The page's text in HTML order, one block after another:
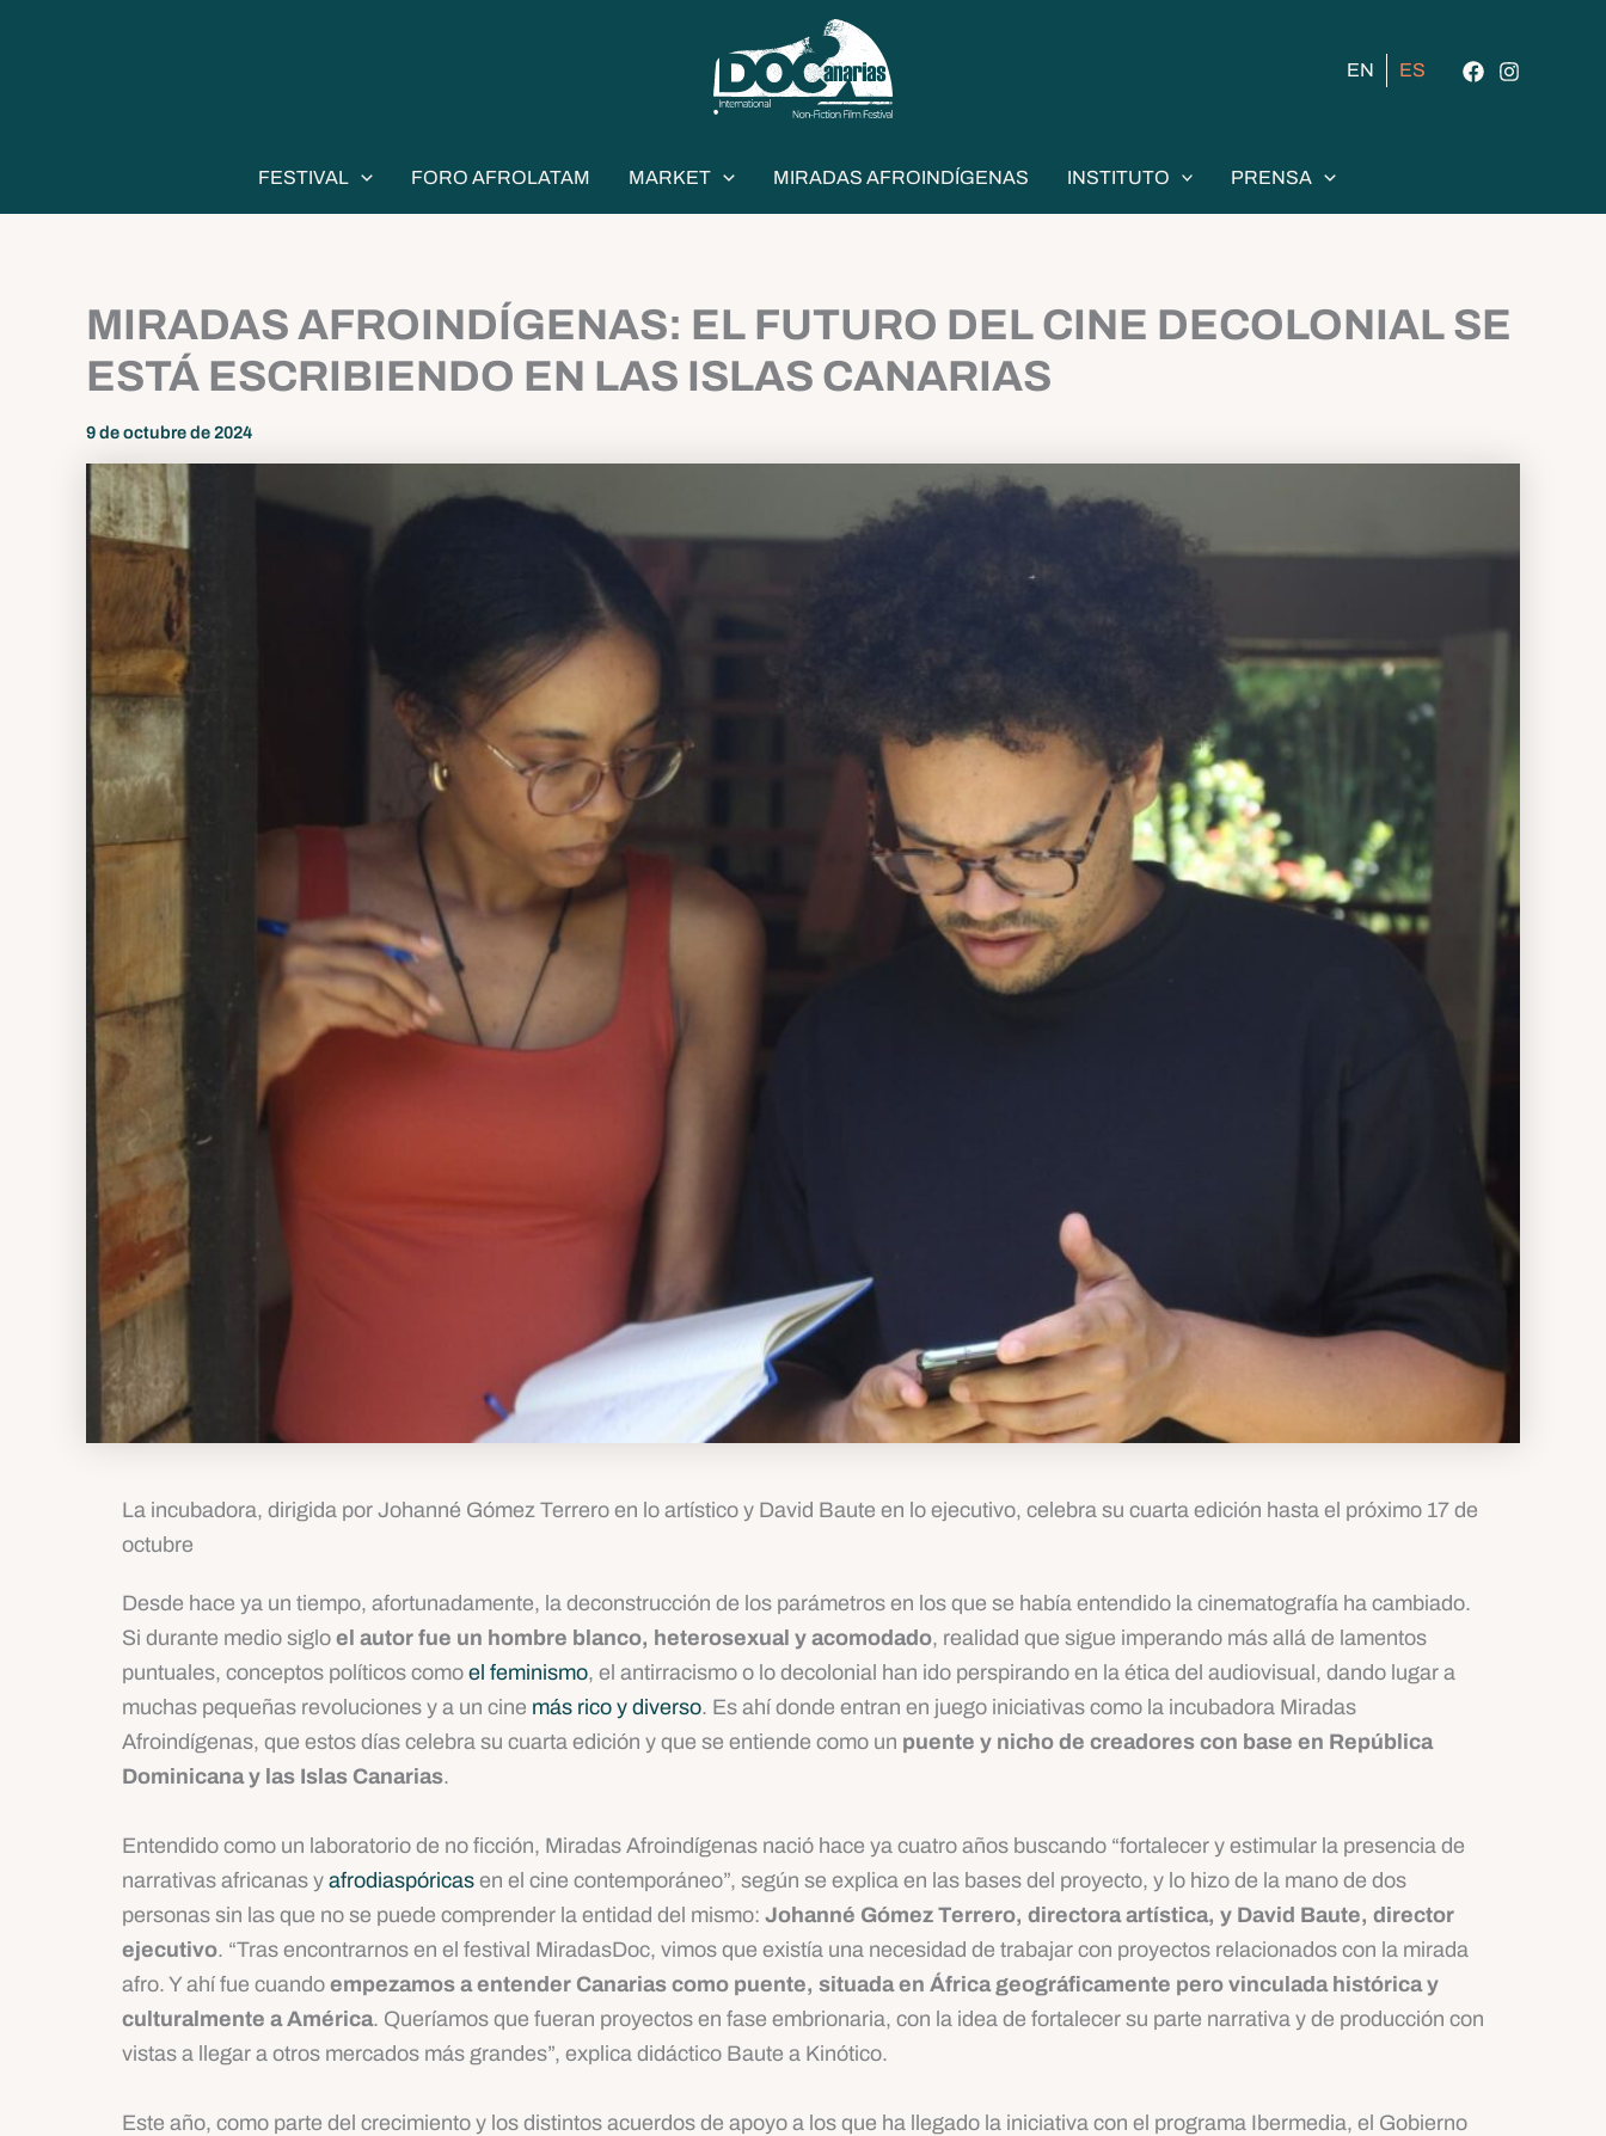
EN ES
FESTIVAL FORO AFROLATAM MARKET MIRADAS AFROINDÍGENAS INSTITUTO PRENSA
MIRADAS AFROINDÍGENAS: EL FUTURO DEL CINE DECOLONIAL SE
ESTÁ ESCRIBIENDO EN LAS ISLAS CANARIAS
9 de octubre de 2024
La incubadora, dirigida por Johanné Gómez Terrero en lo artístico y David Baute en lo ejecutivo, celebra su cuarta edición hasta el próximo 17 de
octubre
Desde hace ya un tiempo, afortunadamente, la deconstrucción de los parámetros en los que se había entendido la cinematografía ha cambiado.
Si durante medio siglo el autor fue un hombre blanco, heterosexual y acomodado, realidad que sigue imperando más allá de lamentos
puntuales, conceptos políticos como el feminismo, el antirracismo o lo decolonial han ido perspirando en la ética del audiovisual, dando lugar a
muchas pequeñas revoluciones y a un cine más rico y diverso. Es ahí donde entran en juego iniciativas como la incubadora Miradas
Afroindígenas, que estos días celebra su cuarta edición y que se entiende como un puente y nicho de creadores con base en República
Dominicana y las Islas Canarias.
Entendido como un laboratorio de no ficción, Miradas Afroindígenas nació hace ya cuatro años buscando “fortalecer y estimular la presencia de
narrativas africanas y afrodiaspóricas en el cine contemporáneo”, según se explica en las bases del proyecto, y lo hizo de la mano de dos
personas sin las que no se puede comprender la entidad del mismo: Johanné Gómez Terrero, directora artística, y David Baute, director
ejecutivo. “Tras encontrarnos en el festival MiradasDoc, vimos que existía una necesidad de trabajar con proyectos relacionados con la mirada
afro. Y ahí fue cuando empezamos a entender Canarias como puente, situada en África geográficamente pero vinculada histórica y
culturalmente a América. Queríamos que fueran proyectos en fase embrionaria, con la idea de fortalecer su parte narrativa y de producción con
vistas a llegar a otros mercados más grandes”, explica didáctico Baute a Kinótico.
Este año, como parte del crecimiento y los distintos acuerdos de apoyo a los que ha llegado la iniciativa con el programa Ibermedia, el Gobierno